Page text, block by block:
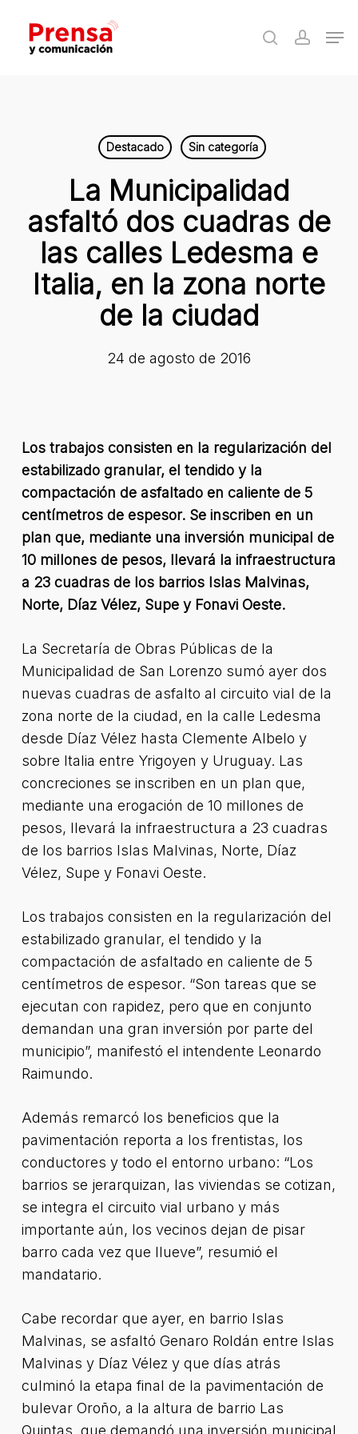
main
search
Destacado Sin categoría
La Municipalidad
asfaltó dos cuadras de
las calles Ledesma e
Italia, en la zona norte
de la ciudad
24 de agosto de 2016
Los trabajos consisten en la regularización del
estabilizado granular, el tendido y la
compactación de asfaltado en caliente de 5
centímetros de espesor. Se inscriben en un
plan que, mediante una inversión municipal de
10 millones de pesos, llevará la infraestructura
a 23 cuadras de los barrios Islas Malvinas,
Norte, Díaz Vélez, Supe y Fonavi Oeste.
La Secretaría de Obras Públicas de la
Municipalidad de San Lorenzo sumó ayer dos
nuevas cuadras de asfalto al circuito vial de la
zona norte de la ciudad, en la calle Ledesma
desde Díaz Vélez hasta Clemente Albelo y
sobre Italia entre Yrigoyen y Uruguay. Las
concreciones se inscriben en un plan que,
mediante una erogación de 10 millones de
pesos, llevará la infraestructura a 23 cuadras
de los barrios Islas Malvinas, Norte, Díaz
Vélez, Supe y Fonavi Oeste.
Los trabajos consisten en la regularización del
estabilizado granular, el tendido y la
compactación de asfaltado en caliente de 5
centímetros de espesor. “Son tareas que se
ejecutan con rapidez, pero que en conjunto
demandan una gran inversión por parte del
municipio”, manifestó el intendente Leonardo
Raimundo.
Además remarcó los beneficios que la
pavimentación reporta a los frentistas, los
conductores y todo el entorno urbano: “Los
barrios se jerarquizan, las viviendas se cotizan,
se integra el circuito vial urbano y más
importante aún, los vecinos dejan de pisar
barro cada vez que llueve”, resumió el
mandatario.
Cabe recordar que ayer, en barrio Islas
Malvinas, se asfaltó Genaro Roldán entre Islas
Malvinas y Díaz Vélez y que días atrás
culminó la etapa final de la pavimentación de
bulevar Oroño, a la altura de barrio Las
Quintas, que demandó una inversión municipal